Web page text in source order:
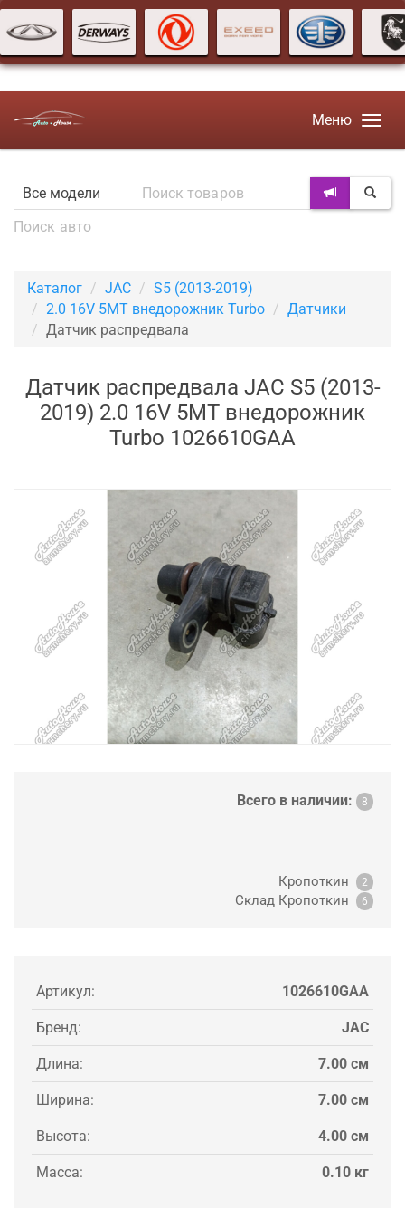
Меню
Каталог JAC
S5 (2013-2019)
2.0 16V 5MT внедорожник Turbo
Датчики
Датчик распредвала
Датчик распредвала JAC S5 (2013-
2019) 2.0 16V 5MT внедорожник
Turbo 1026610GAA
Всего в наличии: 8
Кропоткин 2
Склад Кропоткин 6
Артикул: 1026610GAA
Бренд: JAC
Длина: 7.00 см
Ширина: 7.00 см
Высота: 4.00 см
Масса: 0.10 кг